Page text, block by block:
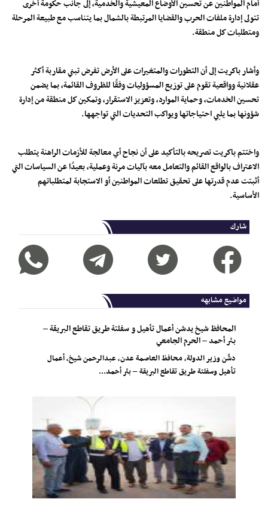
أمام المواطنين عن تحسين الأوضاع المعيشية والخدمية، إلى جانب حكومة أخرى
تتولى إدارة ملفات الحرب والقضايا المرتبطة بالشمال بما يتناسب مع طبيعة المرحلة
ومتطلبات كل منطقة.
وأشار باكريت إلى أن التطورات والمتغيرات على الأرض تفرض تبني مقاربة أكثر
عقلانية وواقعية تقوم على توزيع المسؤوليات وفقًا للظروف القائمة، بما يضمن
تحسين الخدمات، وحماية الموارد، وتعزيز الاستقرار، وتمكين كل منطقة من إدارة
شؤونها بما يلبي احتياجاتها ويواكب التحديات التي تواجهها.
واختتم باكريت تصريحه بالتأكيد على أن نجاح أي معالجة للأزمات الراهنة يتطلب
الاعتراف بالواقع القائم والتعامل معه بآليات مرنة وعملية، بعيدًا عن السياسات التي
أثبتت عدم قدرتها على تحقيق تطلعات المواطنين أو الاستجابة لمتطلباتهم
الأساسية.
شارك
مواضيع مشابهه
المحافظ شيخ يدشن أعمال تأهيل و سفلتة طريق تقاطع البريقة –
بئر أحمد – الحرم الجامعي
دشّن وزير الدولة، محافظ العاصمة عدن، عبدالرحمن شيخ، أعمال
تأهيل وسفلتة طريق تقاطع البريقة – بئر أحمد...